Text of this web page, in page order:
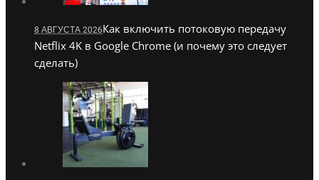
8 АВГУСТА 2026Как включить потоковую передачу
Netflix 4K в Google Chrome (и почему это следует
сделать)